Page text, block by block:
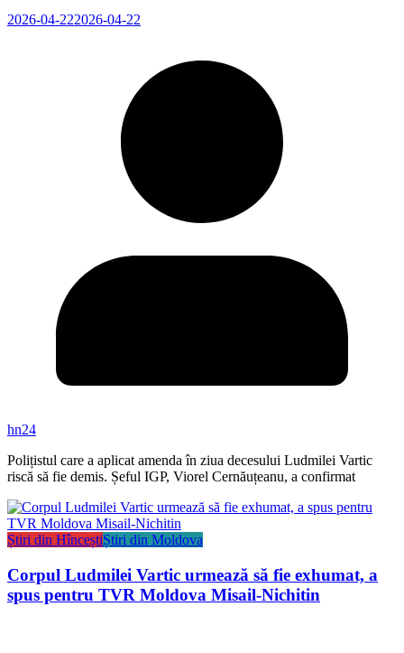
2026-04-222026-04-22
hn24
Polițistul care a aplicat amenda în ziua decesului Ludmilei Vartic
riscă să fie demis. Șeful IGP, Viorel Cernăuțeanu, a confirmat
Știri din HînceștiȘtiri din Moldova
Corpul Ludmilei Vartic urmează să fie exhumat, a
spus pentru TVR Moldova Misail-Nichitin